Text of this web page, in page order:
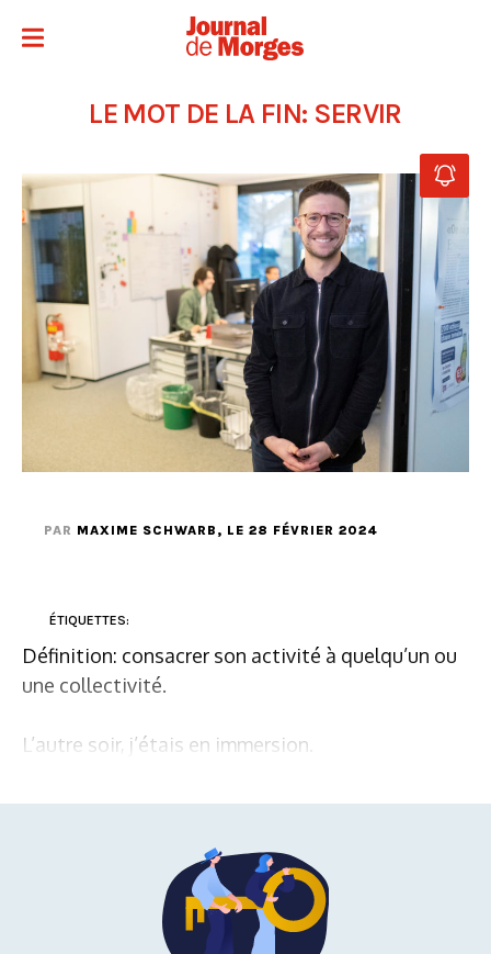
LE MOT DE LA FIN: SERVIR
PAR MAXIME SCHWARB , LE 28 FÉVRIER 2024
ÉTIQUETTES:
Définition: consacrer son activité à quelqu’un ou
une collectivité.
L’autre soir, j’étais en immersion.